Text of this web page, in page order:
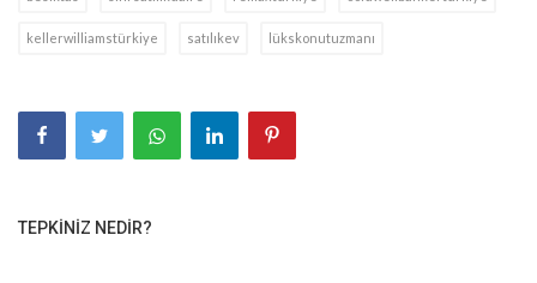
kellerwilliamstürkiye satılıkev lükskonutuzmanı
TEPKINIZ NEDIR?